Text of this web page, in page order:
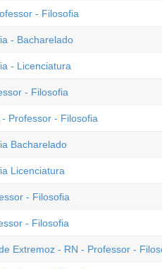
- Filosofia
- Bacharelado
- Licenciatura
- Filosofia
Professor - Filosofia
Bacharelado
Licenciatura
- Filosofia
- Filosofia
Extremoz - RN - Professor -